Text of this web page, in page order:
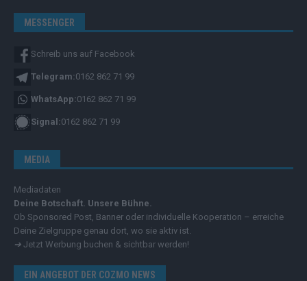
MESSENGER
Schreib uns auf Facebook
Telegram:0162 862 71 99
WhatsApp:0162 862 71 99
Signal:0162 862 71 99
MEDIA
Mediadaten
Deine Botschaft. Unsere Bühne.
Ob Sponsored Post, Banner oder individuelle Kooperation – erreiche
Deine Zielgruppe genau dort, wo sie aktiv ist.
➔ Jetzt Werbung buchen & sichtbar werden!
EIN ANGEBOT DER COZMO NEWS